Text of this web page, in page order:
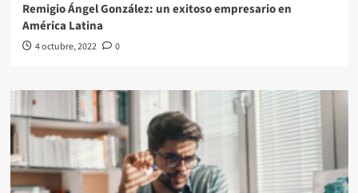
Remigio Ángel González: un exitoso empresario en
América Latina
4 octubre, 2022 0